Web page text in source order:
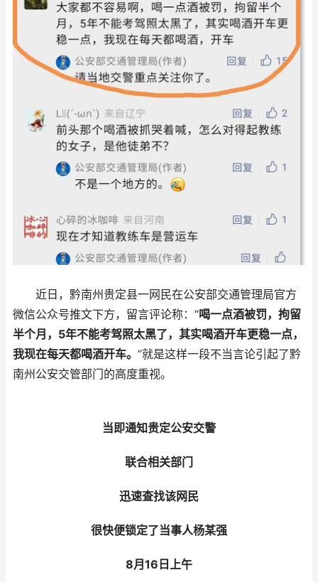
近日，黔南州贵定县一网民在公安部交通管理局官方
微信公众号推文下方，留言评论称：“喝一点酒被罚，拘留
半个月，5年不能考驾照太黑了，其实喝酒开车更稳一点，
我现在每天都喝酒开车。 ”就是这样一段不当言论引起了黔
南州公安交管部门的高度重视。
当即通知贵定公安交警
联合相关部门
迅速查找该网民
很快便锁定了当事人杨某强
8月16日上午